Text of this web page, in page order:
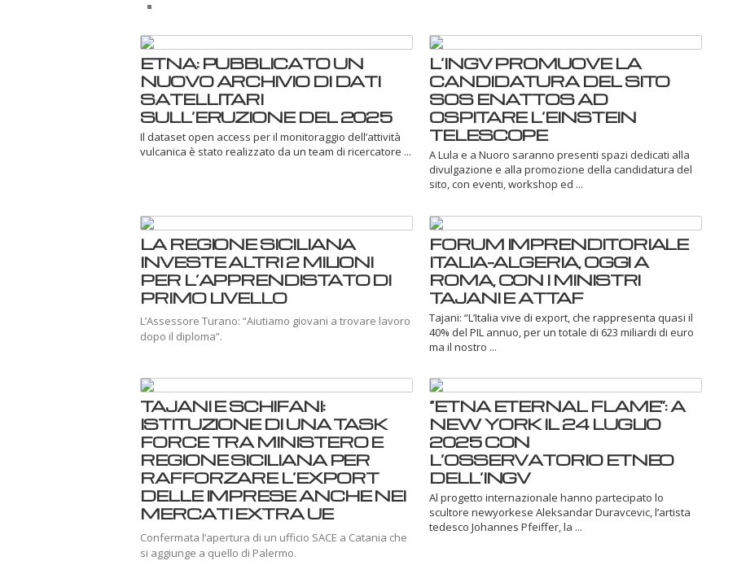
ETNA: PUBBLICATO UN
NUOVO ARCHIVIO DI DATI
SATELLITARI
SULL’ERUZIONE DEL 2025
Il dataset open access per il monitoraggio dell’attività
vulcanica è stato realizzato da un team di ricercatore ...
L’INGV PROMUOVE LA
CANDIDATURA DEL SITO
SOS ENATTOS AD
OSPITARE L’EINSTEIN
TELESCOPE
A Lula e a Nuoro saranno presenti spazi dedicati alla
divulgazione e alla promozione della candidatura del
sito, con eventi, workshop ed ...
LA REGIONE SICILIANA
INVESTE ALTRI 2 MILIONI
PER L’APPRENDISTATO DI
PRIMO LIVELLO
L’Assessore Turano: “Aiutiamo giovani a trovare lavoro
dopo il diploma”.
FORUM IMPRENDITORIALE
ITALIA-ALGERIA, OGGI A
ROMA, CON I MINISTRI
TAJANI E ATTAF
Tajani: “L’Italia vive di export, che rappresenta quasi il
40% del PIL annuo, per un totale di 623 miliardi di euro
ma il nostro ...
TAJANI E SCHIFANI:
ISTITUZIONE DI UNA TASK
FORCE TRA MINISTERO E
REGIONE SICILIANA PER
RAFFORZARE L’EXPORT
DELLE IMPRESE ANCHE NEI
MERCATI EXTRA UE
Confermata l’apertura di un ufficio SACE a Catania che
si aggiunge a quello di Palermo.
“ETNA ETERNAL FLAME”: A
NEW YORK IL 24 LUGLIO
2025 CON
L’OSSERVATORIO ETNEO
DELL’INGV
Al progetto internazionale hanno partecipato lo
scultore newyorkese Aleksandar Duravcevic, l’artista
tedesco Johannes Pfeiffer, la ...